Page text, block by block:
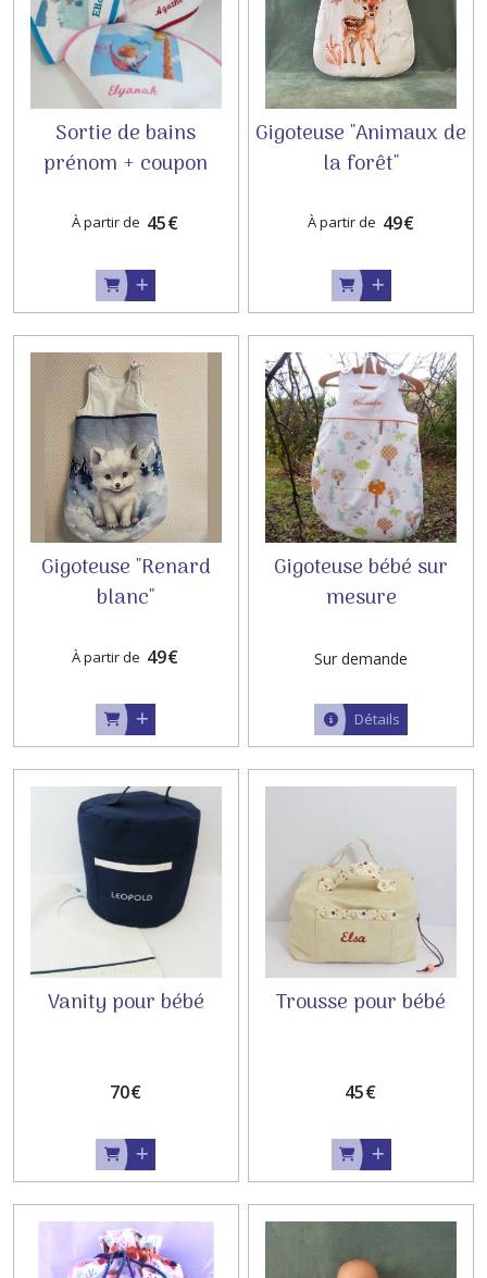
Sortie de bains
prénom + coupon
À partir de 45€
Gigoteuse "Animaux de
la forêt"
À partir de 49€
Gigoteuse "Renard
blanc"
À partir de 49€
Gigoteuse bébé sur
mesure
Sur demande
Détails
Vanity pour bébé
70€
Trousse pour bébé
45€